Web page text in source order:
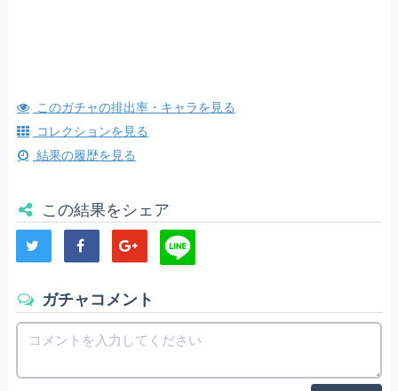
このガチャの排出率・キャラを見る
コレクションを見る
結果の履歴を見る
この結果をシェア
ガチャコメント